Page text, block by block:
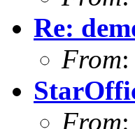
Re:
From
From